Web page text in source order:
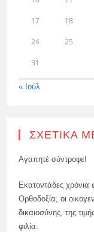
17 18
24 25
31
« Ιούλ
ΣΧΕΤΙΚΆ
Αγαπητέ σύντροφε!
Εκατοντάδες
Ορθοδοξία, οι
δικαιοσύνης, της
φιλία.